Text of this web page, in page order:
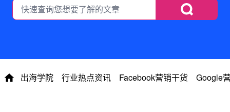
出海学院 行业热点资讯 Facebook营销干货 Google